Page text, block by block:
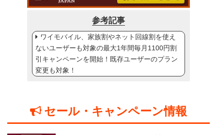
参考記事
ワイモバイル、家族割やネット回線割を使え
ないユーザーも対象の最大1年間毎月1100円割
引キャンペーンを開始！既存ユーザーのプラン
変更も対象！
セール・キャンペーン情報